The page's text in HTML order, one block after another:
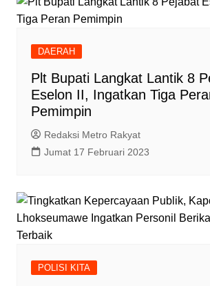
DAERAH
Plt Bupati Langkat Lantik 8
Eselon II, Ingatkan Tiga
Pemimpin
Redaksi Metro Rakyat
Jumat 17 Februari 2023
POLISI KITA